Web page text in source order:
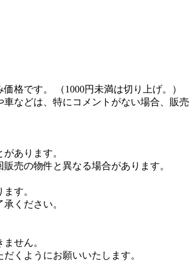
格です。 （1000円未満は切り上げ。）
などは、特にコメントがない場合、販
あります。
売の物件と異なる場合があります。
す。
ください。
せん。
くようにお願いいたします。